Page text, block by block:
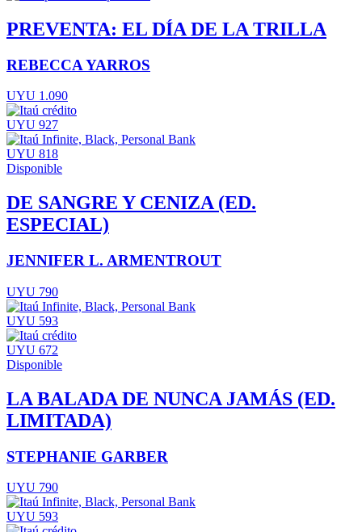
PREVENTA: EL DÍA DE LA TRILLA
REBECCA YARROS
UYU 1.090
UYU 927
UYU 818
Disponible
DE SANGRE Y CENIZA (ED.
ESPECIAL)
JENNIFER L. ARMENTROUT
UYU 790
UYU 593
UYU 672
Disponible
LA BALADA DE NUNCA JAMÁS (ED.
LIMITADA)
STEPHANIE GARBER
UYU 790
UYU 593